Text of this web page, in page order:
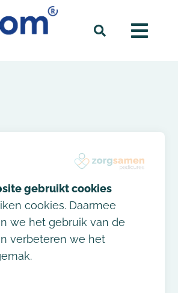
in
Leur
cookies. Daarmee
we het gebruik van de
verbeteren we het